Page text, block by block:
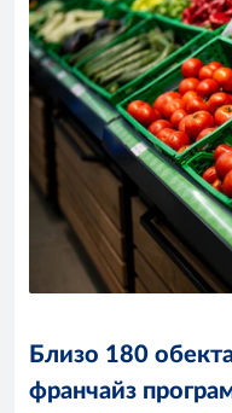
Близо 180
франчайз